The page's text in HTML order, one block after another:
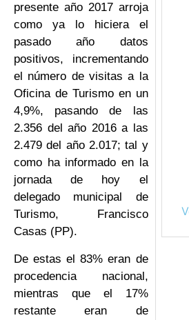
presente año 2017 arroja
como ya lo hiciera el
pasado año datos
positivos, incrementando
el número de visitas a la
Oficina de Turismo en un
4,9%, pasando de las
2.356 del año 2016 a las
2.479 del año 2.017; tal y
como ha informado en la
jornada de hoy el
delegado municipal de
Turismo, Francisco
Casas (PP).
De estas el 83% eran de
procedencia nacional,
mientras que el 17%
restante eran de